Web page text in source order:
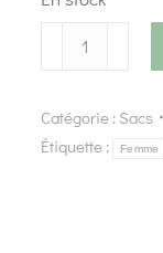
Catégorie : Sacs
Étiquette :
Femme